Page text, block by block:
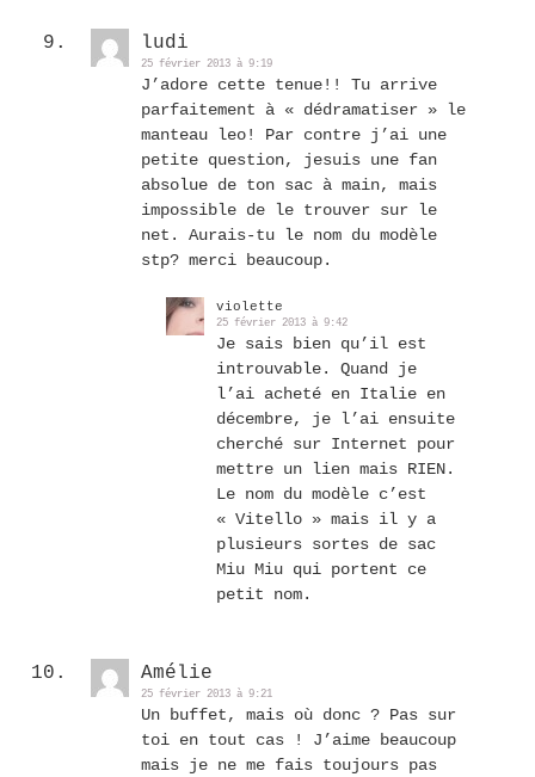
ludi
25 février 2013 à 9:19
J’adore cette tenue!! Tu arrive
parfaitement à « dédramatiser » le
manteau leo! Par contre j’ai une
petite question, jesuis une fan
absolue de ton sac à main, mais
impossible de le trouver sur le
net. Aurais-tu le nom du modèle
stp? merci beaucoup.
violette
25 février 2013 à 9:42
Je sais bien qu’il est
introuvable. Quand je
l’ai acheté en Italie en
décembre, je l’ai ensuite
cherché sur Internet pour
mettre un lien mais RIEN.
Le nom du modèle c’est
« Vitello » mais il y a
plusieurs sortes de sac
Miu Miu qui portent ce
petit nom.
Amélie
25 février 2013 à 9:21
Un buffet, mais où donc ? Pas sur
toi en tout cas ! J’aime beaucoup
mais je ne me fais toujours pas